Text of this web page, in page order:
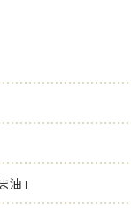
油」